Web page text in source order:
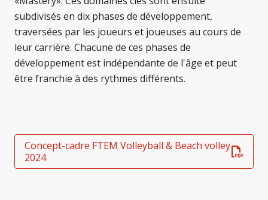
subdivisés en dix phases de développement,
traversées par les joueurs et joueuses au cours de
leur carrière. Chacune de ces phases de
développement est indépendante de l'âge et peut
être franchie à des rythmes différents.
Concept-cadre FTEM Volleyball & Beach volley
2024